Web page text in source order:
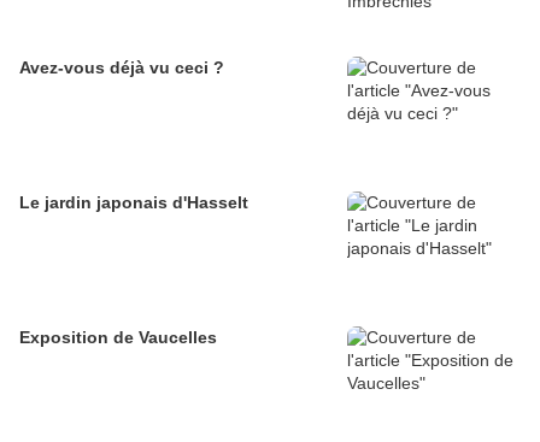
Avez-vous déjà vu ceci ?
Le jardin japonais d'Hasselt
Exposition de Vaucelles